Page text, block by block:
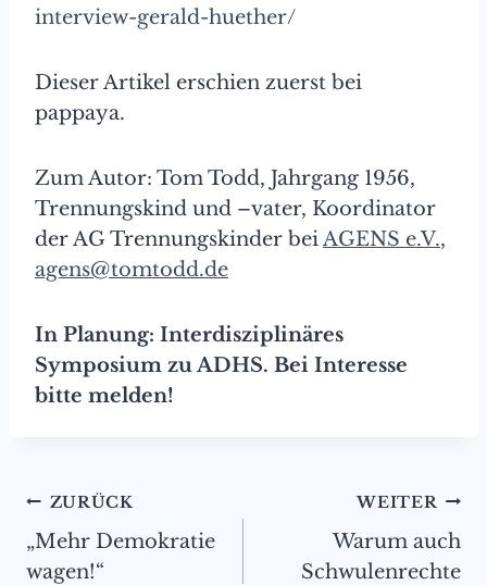
interview-gerald-huether/
Dieser Artikel erschien zuerst bei
pappaya.
Zum Autor: Tom Todd, Jahrgang 1956,
Trennungskind und –vater, Koordinator
der AG Trennungskinder beiAGENS e.V.,
agens@tomtodd.de
In Planung: Interdisziplinäres
Symposium zu ADHS. Bei Interesse
bitte melden!
Beitragsnavigation
ZURÜCK
„Mehr Demokratie
wagen!“
WEITER
Warum auch
Schwulenrechte